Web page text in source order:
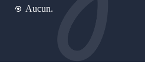
Aucun.